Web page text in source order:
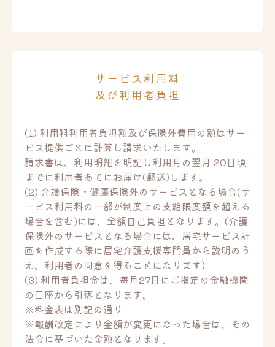
サービス利用料
及び利用者負担
(1) 利用料利用者負担額及び保険外費用の額はサー
ビス提供ごとに計算し請求いたします。
請求書は、利用明細を明記し利用月の翌月 20日頃
までに利用者あてにお届け(郵送)します。
(2) 介護保険・健康保険外のサービスとなる場合(サ
ービス利用料の一部が制度上の支給限度額を超える
場合を含む)には、全額自己負担となります。(介護
保険外のサービスとなる場合には、居宅サービス計
画を作成する際に居宅介護支援専門員から説明のう
え、利用者の同意を得ることになります)
(3) 利用者負担金は、毎月27日にご指定の金融機関
の口座から引落となります。
※料金表は別記の通り
※報酬改定により金額が変更になった場合は、その
法令に基づいた金額となります。